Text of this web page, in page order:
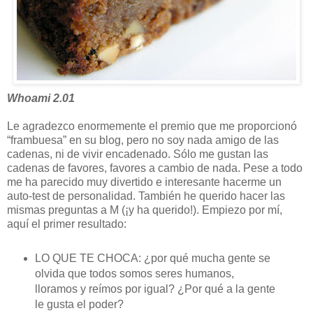
Whoami 2.01
Le agradezco enormemente el premio que me proporcionó
“frambuesa” en su blog, pero no soy nada amigo de las
cadenas, ni de vivir encadenado. Sólo me gustan las
cadenas de favores, favores a cambio de nada. Pese a todo
me ha parecido muy divertido e interesante hacerme un
auto-test de personalidad. También he querido hacer las
mismas preguntas a M (¡y ha querido!). Empiezo por mí,
aquí el primer resultado:
LO QUE TE CHOCA: ¿por qué mucha gente se
olvida que todos somos seres humanos,
lloramos y reímos por igual? ¿Por qué a la gente
le gusta el poder?